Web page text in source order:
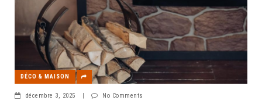
DÉCO & MAISON
décembre 3, 2025 | No Comments